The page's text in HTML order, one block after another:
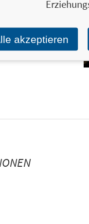
akzeptieren